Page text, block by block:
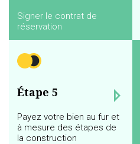
Signer le contrat de
réservation
Étape 5
Payez votre bien au fur et
à mesure des étapes de
la construction